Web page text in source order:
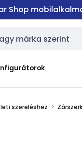
Shop
szereléshez